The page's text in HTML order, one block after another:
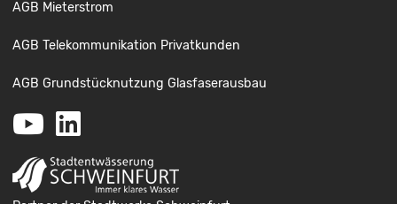
AGB Mieterstrom
AGB Telekommunikation Privatkunden
AGB Grundstücknutzung Glasfaserausbau
Youtube